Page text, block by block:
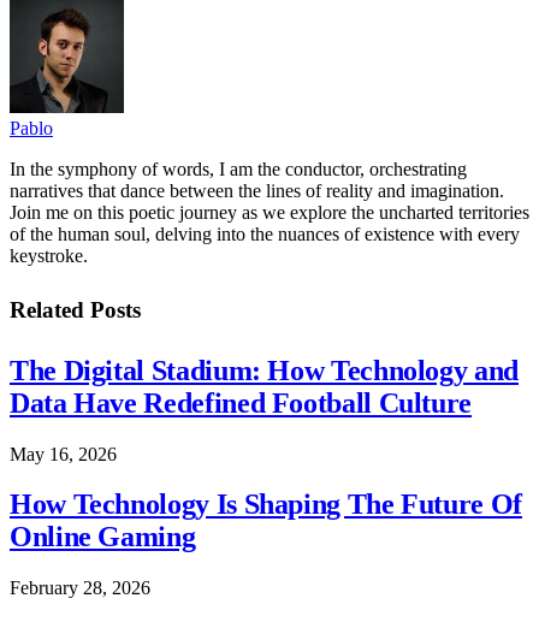
Pablo
In the symphony of words, I am the conductor, orchestrating
narratives that dance between the lines of reality and imagination.
Join me on this poetic journey as we explore the uncharted territories
of the human soul, delving into the nuances of existence with every
keystroke.
Related Posts
The Digital Stadium: How Technology and
Data Have Redefined Football Culture
May 16, 2026
How Technology Is Shaping The Future Of
Online Gaming
February 28, 2026